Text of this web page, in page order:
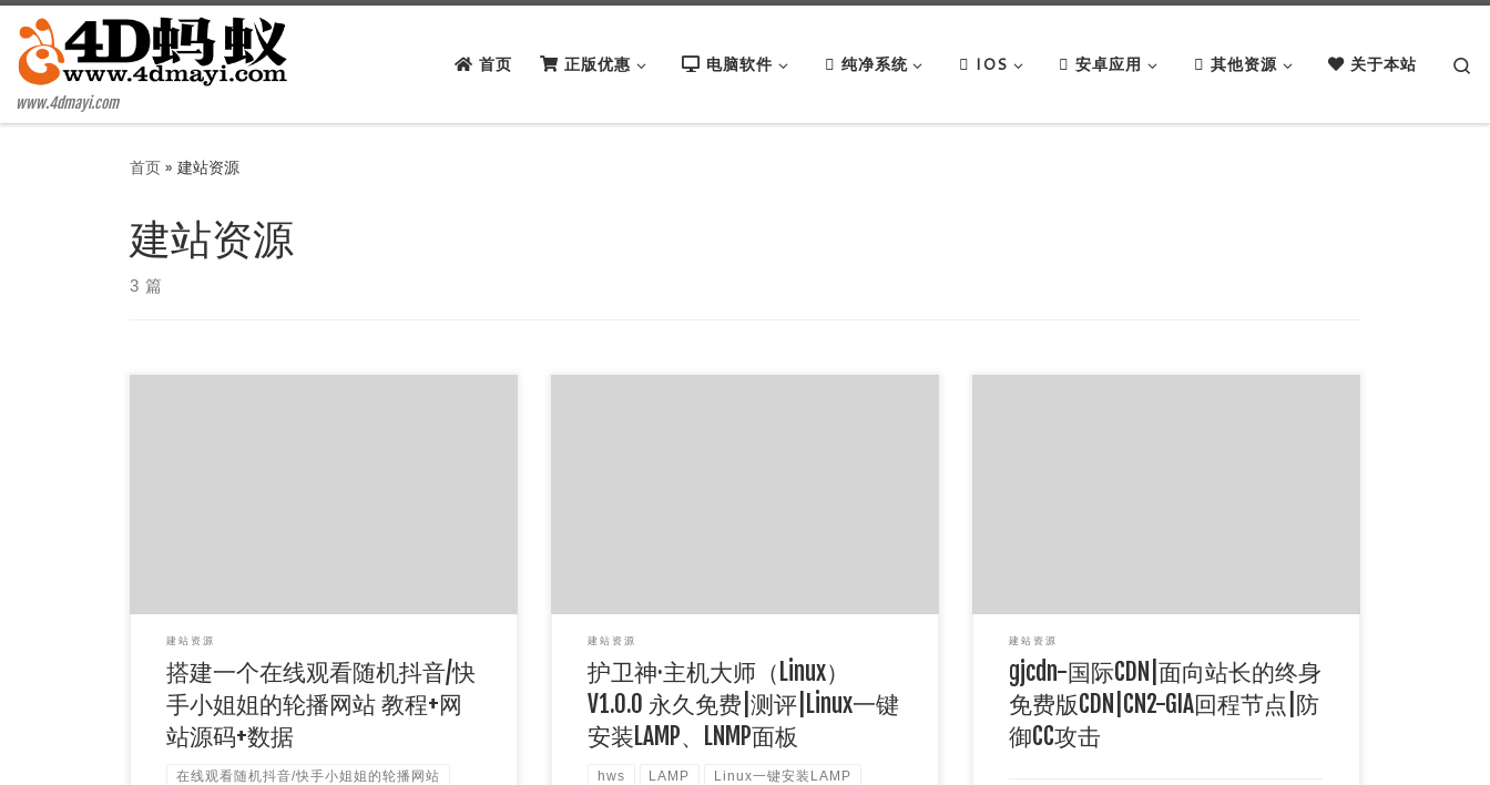
Skip to content
www.4dmayi.com
首页 正版优惠 电脑软件 纯净系统 IOS 安卓应用 其他资源 关于本站
首页» 建站资源
建站资源
3 篇
建站资源
搭建一个在线观看随机抖音/快
手小姐姐的轮播网站 教程+网
站源码+数据
在线观看随机抖音/快手小姐姐的轮播网站
建站资源
护卫神·主机大师（Linux）
V1.0.0 永久免费|测评|Linux一键
安装LAMP、LNMP面板
hws LAMP Linux一键安装LAMP
建站资源
gjcdn-国际CDN|面向站长的终身
免费版CDN|CN2-GIA回程节点|防
御CC攻击